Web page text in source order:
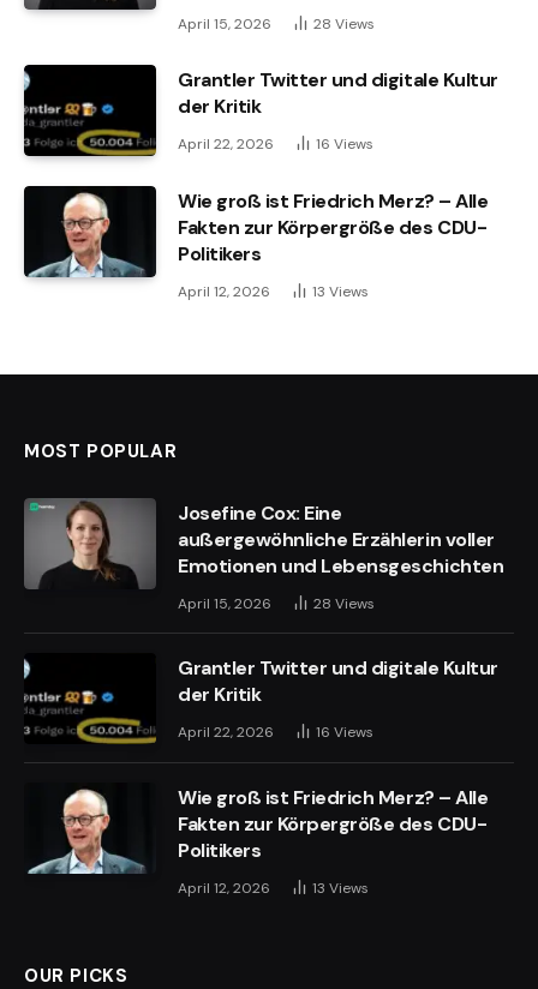
April 15, 2026 28 Views
Grantler Twitter und digitale Kultur
der Kritik
April 22, 2026 16 Views
Wie groß ist Friedrich Merz? – Alle
Fakten zur Körpergröße des CDU-
Politikers
April 12, 2026 13 Views
MOST POPULAR
Josefine Cox: Eine
außergewöhnliche Erzählerin voller
Emotionen und Lebensgeschichten
April 15, 2026 28 Views
Grantler Twitter und digitale Kultur
der Kritik
April 22, 2026 16 Views
Wie groß ist Friedrich Merz? – Alle
Fakten zur Körpergröße des CDU-
Politikers
April 12, 2026 13 Views
OUR PICKS